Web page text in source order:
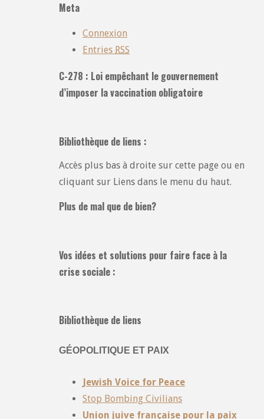
Meta
Connexion
Entries RSS
C-278 : Loi empêchant le gouvernement
d’imposer la vaccination obligatoire
Bibliothèque de liens :
Accès plus bas à droite sur cette page ou en
cliquant sur Liens dans le menu du haut.
Plus de mal que de bien?
Vos idées et solutions pour faire face à la
crise sociale :
Bibliothèque de liens
GÉOPOLITIQUE ET PAIX
Jewish Voice for Peace
Stop Bombing Civilians
Union juive française pour la paix